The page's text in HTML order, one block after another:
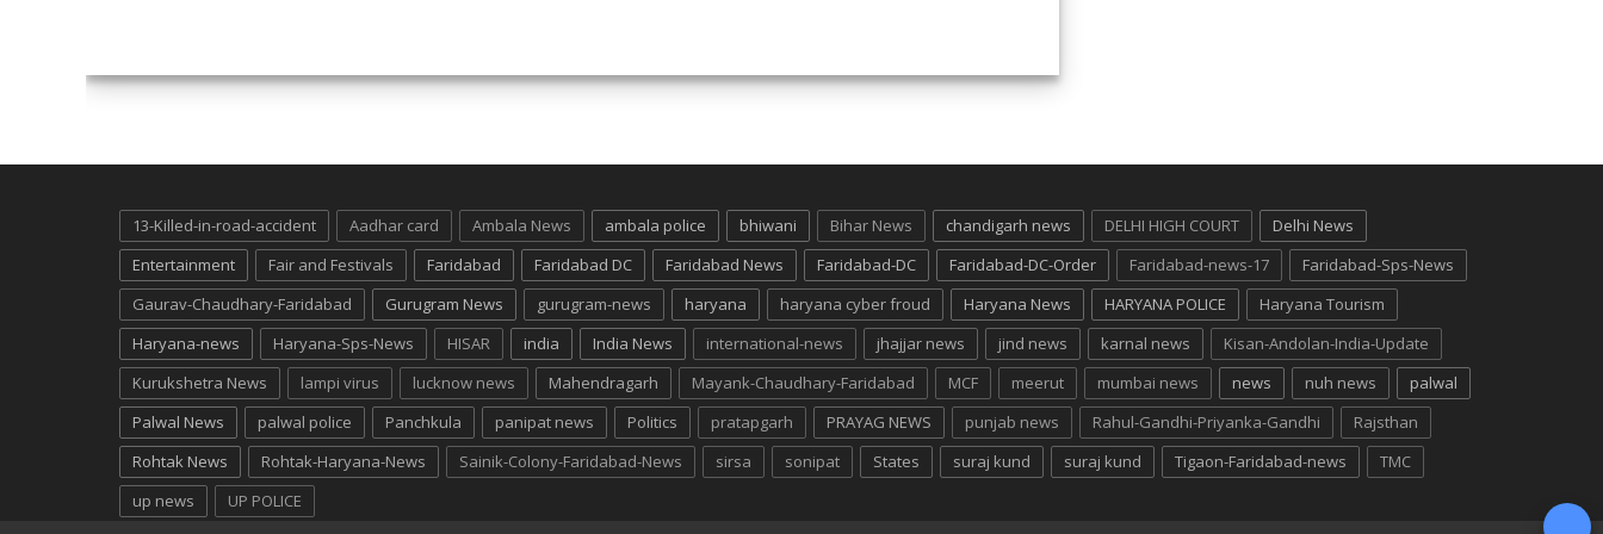
13-Killed-in-road-accident Aadhar card Ambala News ambala police bhiwani Bihar News chandigarh news DELHI HIGH COURT
Delhi News
Entertainment
Fair and Festivals Faridabad Faridabad DC Faridabad News Faridabad-DC Faridabad-DC-Order Faridabad-news-17
Faridabad-Sps-News
Gaurav-Chaudhary-Faridabad
Gurugram News gurugram-news haryana haryana cyber froud Haryana News HARYANA POLICE
Haryana Tourism
Haryana-news
Haryana-Sps-News HISAR india India News international-news jhajjar news jind news karnal news
Kisan-Andolan-India-Update
Kurukshetra News
lampi virus lucknow news Mahendragarh Mayank-Chaudhary-Faridabad MCF meerut mumbai news news nuh news
palwal
Palwal News
palwal police Panchkula panipat news Politics pratapgarh PRAYAG NEWS punjab news Rahul-Gandhi-Priyanka-Gandhi
Rajsthan
Rohtak News
Rohtak-Haryana-News Sainik-Colony-Faridabad-News sirsa sonipat States suraj kund suraj kund Tigaon-Faridabad-news
TMC
up news
UP POLICE